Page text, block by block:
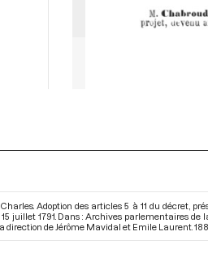
Adoption des articles 5 à 11 du décret,
juillet 1791. Dans : Archives parlementaires
la direction de Jérôme Mavidal et Emile Laurent.